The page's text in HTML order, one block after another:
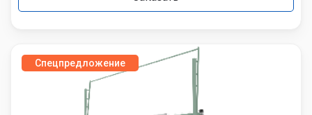
Спецпредложение